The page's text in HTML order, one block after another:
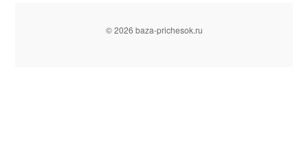
© 2026 baza-prichesok.ru